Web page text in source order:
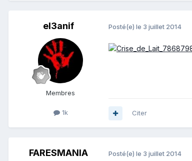
el3anif
Membres
1k
Posté(e) le 3 juillet 2014
Citer
FARESMANIA Posté(e) le 3 juillet 2014